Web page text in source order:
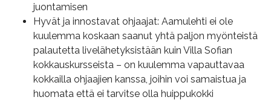
juontamisen
Hyvät ja innostavat ohjaajat: Aamulehti ei ole
kuulemma koskaan saanut yhtä paljon myönteistä
palautetta livelähetyksistään kuin Villa Sofian
kokkauskursseista – on kuulemma vapauttavaa
kokkailla ohjaajien kanssa, joihin voi samaistua ja
huomata että ei tarvitse olla huippukokki